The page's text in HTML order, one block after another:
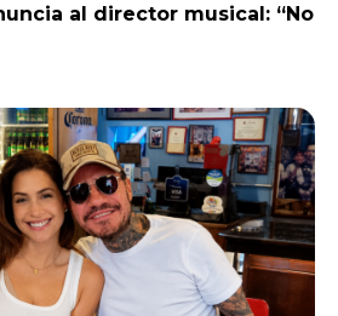
al director musical: “No